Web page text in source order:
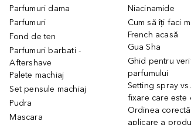
Parfumuri dama
Parfumuri
Fond de ten
Parfumuri barbati -
Aftershave
Palete machiaj
Set pensule machiaj
Pudra
Mascara
Niacinamide
Cum să îți faci
French acasă
Gua Sha
Ghid pentru
parfumului
Setting spray
fixare care este
Ordinea
aplicare a